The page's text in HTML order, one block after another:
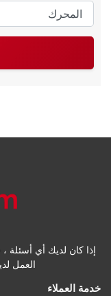
المحرك
إذا كان لديك أي أسئلة
العمل لدينا من 9:00 حتي
خدمة العملاء